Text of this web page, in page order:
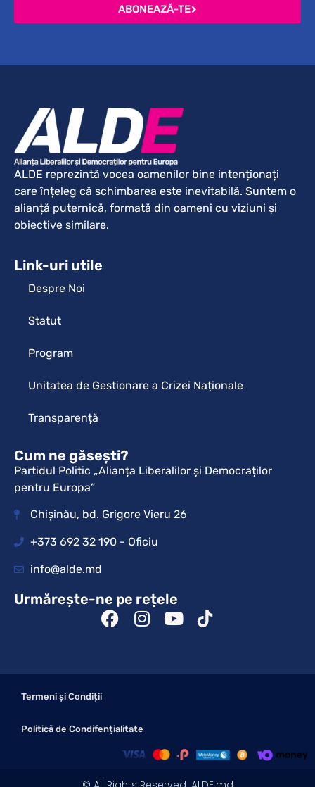
ABONEAZĂ-TE
ALDE reprezintă vocea oamenilor bine intenționați
care înțeleg că schimbarea este inevitabilă. Suntem o
alianță puternică, formată din oameni cu viziuni și
obiective similare.
Link-uri utile
Despre Noi
Statut
Program
Unitatea de Gestionare a Crizei Naționale
Transparență
Cum ne găsești?
Partidul Politic „Alianța Liberalilor și Democraților
pentru Europa”
Chișinău, bd. Grigore Vieru 26
+373 692 32 190 - Oficiu
info@alde.md
Urmărește-ne pe rețele
Termeni și Condiții
Politică de Condifențialitate